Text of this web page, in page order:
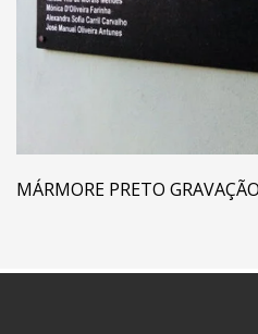
MÁRMORE PRETO